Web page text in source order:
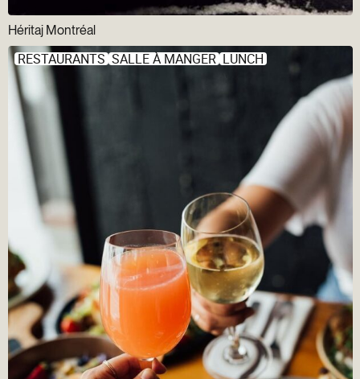
Héritaj Montréal
RESTAURANTS SALLE À MANGER LUNCH